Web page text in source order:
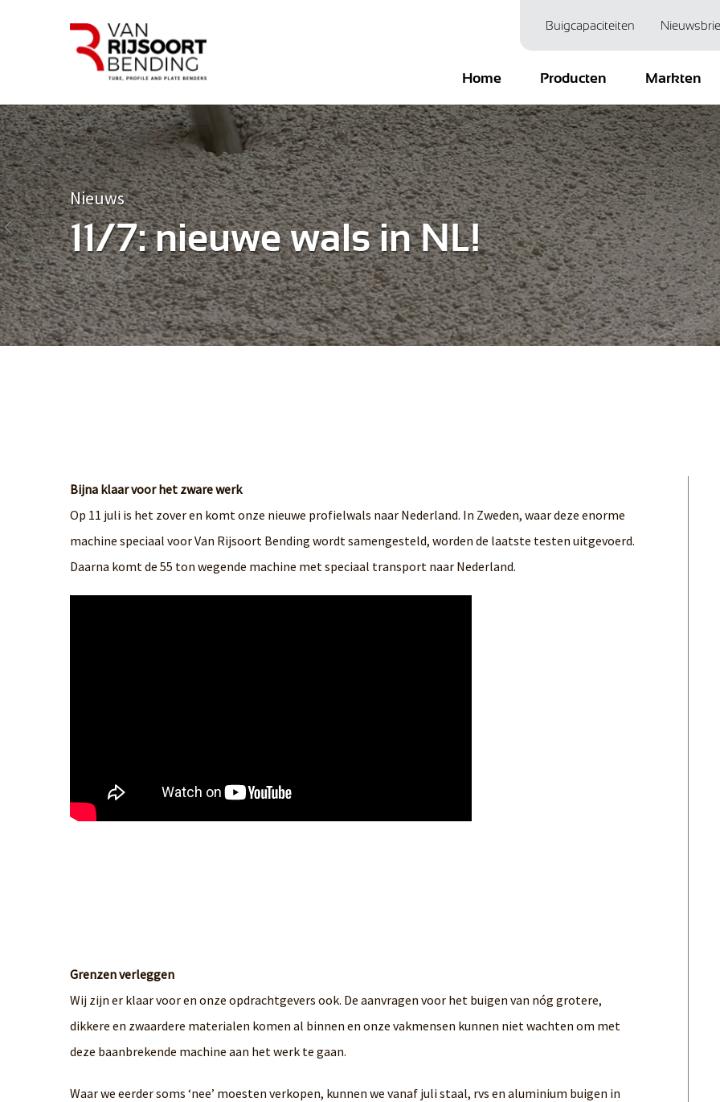
Buigcapaciteiten
Home Producten Markten
Nieuws
11/7: nieuwe wals in NL!
Bijna klaar voor het zware werk
Op 11 juli is het zover en komt onze nieuwe profielwals naar Nederland. In Zweden, waar deze enorme
machine speciaal voor Van Rijsoort Bending wordt samengesteld, worden de laatste testen uitgevoerd.
Daarna komt de 55 ton wegende machine met speciaal transport naar Nederland.
Grenzen verleggen
Wij zijn er klaar voor en onze opdrachtgevers ook. De aanvragen voor het buigen van nóg grotere,
dikkere en zwaardere materialen komen al binnen en onze vakmensen kunnen niet wachten om met
deze baanbrekende machine aan het werk te gaan.
Waar we eerder soms ‘nee’ moesten verkopen, kunnen we vanaf juli staal, rvs en aluminium buigen in